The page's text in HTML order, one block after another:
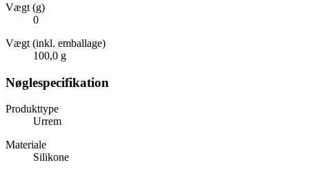
Vægt (g)
0
Vægt (inkl. emballage)
100,0 g
Nøglespecifikation
Produkttype
Urrem
Materiale
Silikone